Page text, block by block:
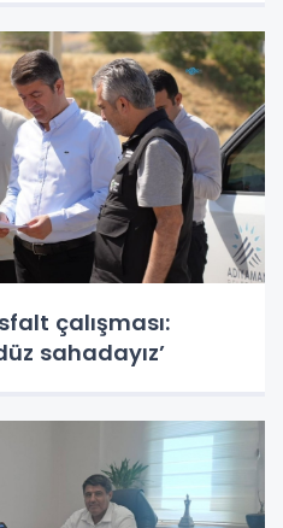
çalışması:
sahadayız’